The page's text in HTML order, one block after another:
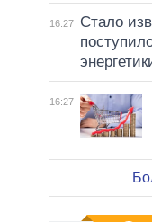
16:27
Стало
16:27